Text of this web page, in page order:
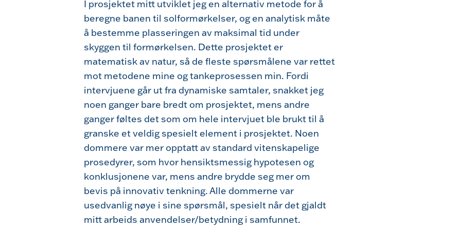
I prosjektet mitt utviklet jeg en alternativ metode for å
beregne banen til solformørkelser, og en analytisk måte
å bestemme plasseringen av maksimal tid under
skyggen til formørkelsen. Dette prosjektet er
matematisk av natur, så de fleste spørsmålene var rettet
mot metodene mine og tankeprosessen min. Fordi
intervjuene går ut fra dynamiske samtaler, snakket jeg
noen ganger bare bredt om prosjektet, mens andre
ganger føltes det som om hele intervjuet ble brukt til å
granske et veldig spesielt element i prosjektet. Noen
dommere var mer opptatt av standard vitenskapelige
prosedyrer, som hvor hensiktsmessig hypotesen og
konklusjonene var, mens andre brydde seg mer om
bevis på innovativ tenkning. Alle dommerne var
usedvanlig nøye i sine spørsmål, spesielt når det gjaldt
mitt arbeids anvendelser/betydning i samfunnet.